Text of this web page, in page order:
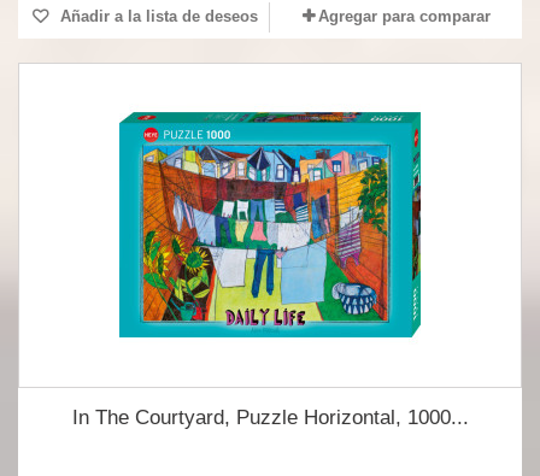
Añadir a la lista de deseos Agregar para comparar
In The Courtyard, Puzzle Horizontal, 1000...